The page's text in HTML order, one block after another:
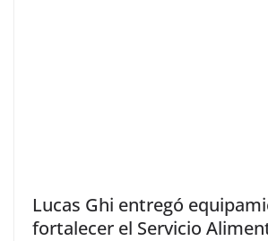
Lucas Ghi entregó
fortalecer el Servicio